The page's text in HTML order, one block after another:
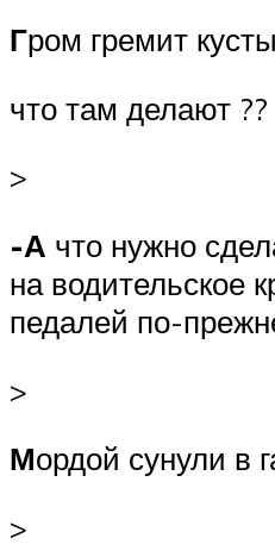
Гром гремит
что там делают ??
>
-А что нужно
на водительское
педалей по-
>
Мордой сунули в
>